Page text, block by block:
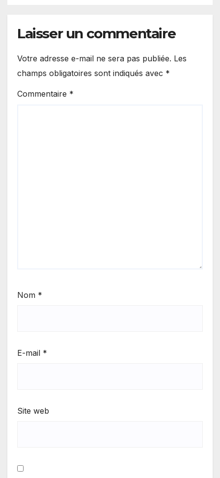
Laisser un commentaire
Votre adresse e-mail ne sera pas publiée. Les
champs obligatoires sont indiqués avec *
Commentaire *
Nom *
E-mail *
Site web